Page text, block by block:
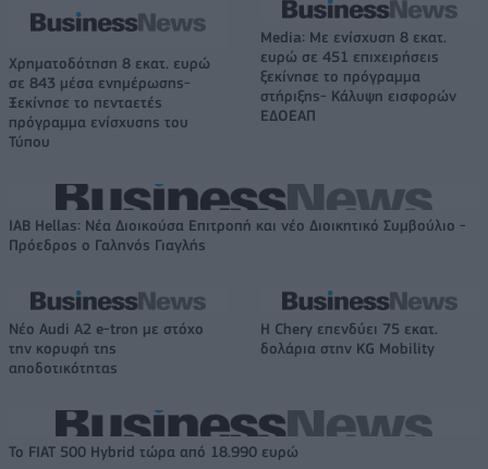
Χρηματοδότηση 8 εκατ. ευρώ
σε 843 μέσα ενημέρωσης-
Ξεκίνησε το πενταετές
πρόγραμμα ενίσχυσης του
Τύπου
Media: Με ενίσχυση 8 εκατ.
ευρώ σε 451 επιχειρήσεις
ξεκίνησε το πρόγραμμα
στήριξης- Κάλυψη εισφορών
ΕΔΟΕΑΠ
IAB Hellas: Νέα Διοικούσα Επιτροπή και νέο Διοικητικό Συμβούλιο -
Πρόεδρος ο Γαληνός Γιαγλής
Νέο Audi A2 e-tron με στόχο
την κορυφή της
αποδοτικότητας
Η Chery επενδύει 75 εκατ.
δολάρια στην KG Mobility
Το FIAT 500 Hybrid τώρα από 18.990 ευρώ